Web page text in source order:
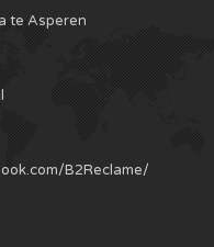
te Asperen
B2Reclame/